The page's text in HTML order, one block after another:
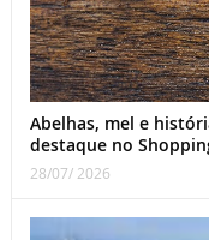
Abelhas, mel e
destaque no
28/07/ 2026